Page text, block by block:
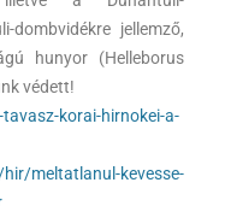
dombvidékre jellemző,
hunyor (Helleborus
védett!
korai-hirnokei-a-
meltatlanul-kevesse-